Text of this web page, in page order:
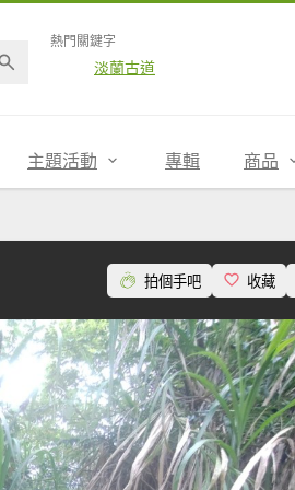
熱門關鍵字
淡蘭古道
主題活動 專輯 商品
拍個手吧 收藏